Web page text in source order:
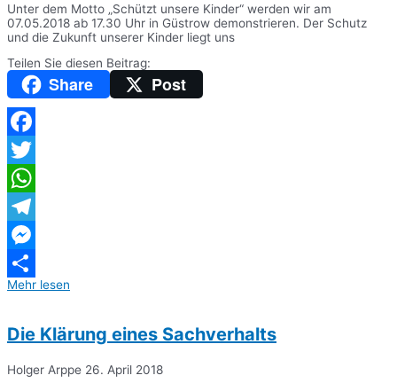
Unter dem Motto „Schützt unsere Kinder“ werden wir am
07.05.2018 ab 17.30 Uhr in Güstrow demonstrieren. Der Schutz
und die Zukunft unserer Kinder liegt uns
Teilen Sie diesen Beitrag:
Share Post
Facebook
Twitter
WhatsApp
Telegram
Messenger
Teilen
Mehr lesen
Die Klärung eines Sachverhalts
Holger Arppe 26. April 2018